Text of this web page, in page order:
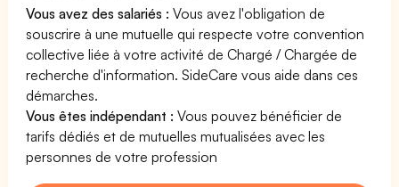
Vous avez des salariés : Vous avez l'obligation de
souscrire à une mutuelle qui respecte votre convention
collective liée à votre activité de Chargé / Chargée de
recherche d'information. SideCare vous aide dans ces
démarches.
Vous êtes indépendant : Vous pouvez bénéficier de
tarifs dédiés et de mutuelles mutualisées avec les
personnes de votre profession